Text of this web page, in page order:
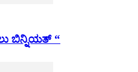
ಬಿನ್ನಿಯತ್ “